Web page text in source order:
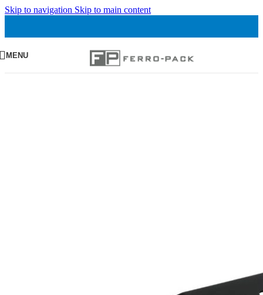
Skip to navigation Skip to main content
MENU